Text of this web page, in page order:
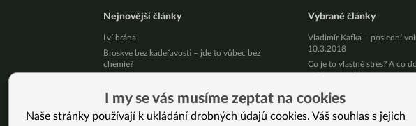
Nejnovější články
Lví brána
Broskve bez kadeřavosti – jde to vůbec bez
chemie?
let bez jediného důkazu
Léky mi snížili na minimum a štítná žláza se
zlepšila (Martina, 41 let)
Vybrané články
Vladimír Kafka – poslední
10.3.2018
Co je to vlastně stres? A co
vašem organismu
Soyabella už není v prodeji
Meditace pro klidný a
Během roku 12 kilo dole
I my se vás musíme zeptat na cookies
Naše stránky používají k ukládání drobných údajů cookies. Váš souhlas s jejich